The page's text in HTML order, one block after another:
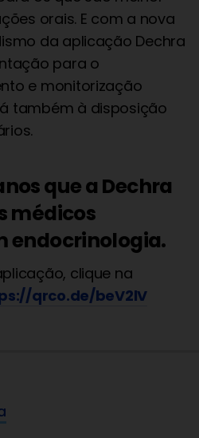
orais. E com a nova
da aplicação Dechra
para o
e monitorização
também à disposição
que a Dechra
médicos
endocrinologia.
clique na
qrco.de/beV2lV